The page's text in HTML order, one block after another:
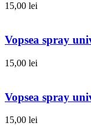
15,00 lei
Vopsea spray
15,00 lei
Vopsea spray
15,00 lei